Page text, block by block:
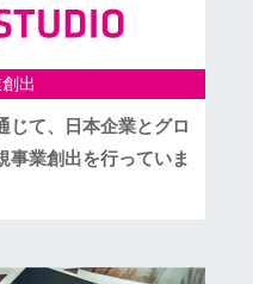
出
じて、日本企業とグロ
事業創出を行っていま